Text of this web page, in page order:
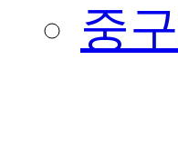
중